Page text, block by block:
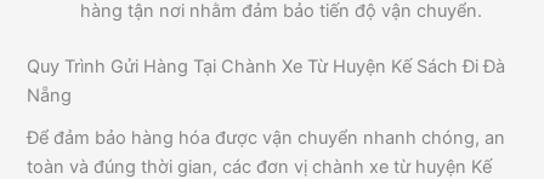
hàng tận nơi nhằm đảm bảo tiến độ vận chuyển.
Quy Trình Gửi Hàng Tại Chành Xe Từ Huyện Kế Sách Đi Đà
Nẵng
Để đảm bảo hàng hóa được vận chuyển nhanh chóng, an
toàn và đúng thời gian, các đơn vị chành xe từ huyện Kế